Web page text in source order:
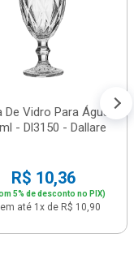
De Vidro Para Água
- Dl3150 - Dallare
R$ 10,36
5% de desconto no PIX)
até 1x de R$ 10,90